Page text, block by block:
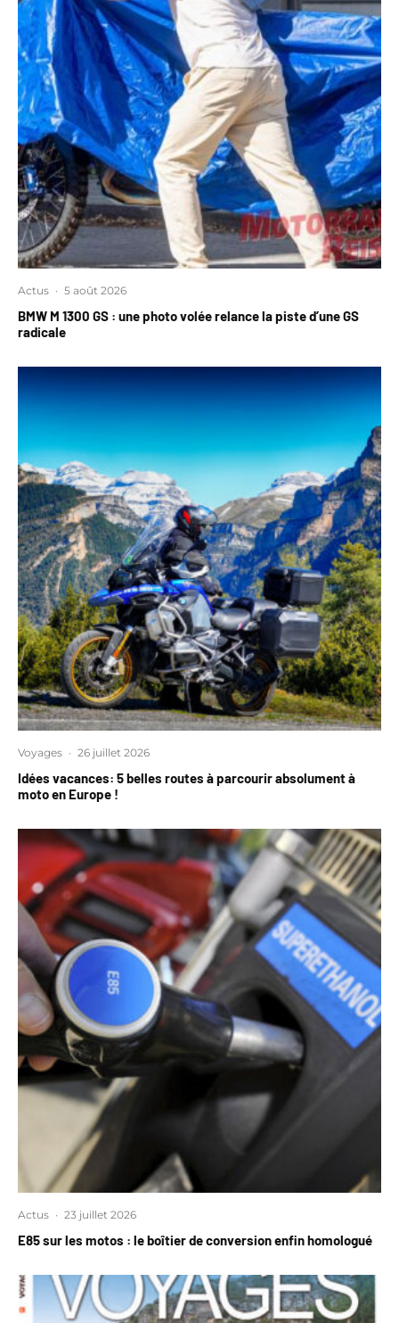
Actus · 5 août 2026
BMW M 1300 GS : une photo volée relance la piste d’une GS
radicale
Voyages · 26 juillet 2026
Idées vacances: 5 belles routes à parcourir absolument à
moto en Europe !
Actus · 23 juillet 2026
E85 sur les motos : le boîtier de conversion enfin homologué